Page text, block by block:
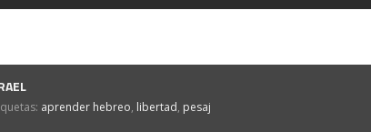
aprender hebreo, libertad, pesaj